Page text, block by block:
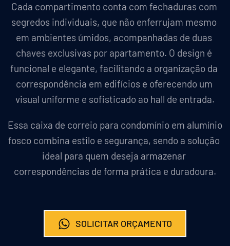
Cada compartimento conta com fechaduras com
segredos individuais, que não enferrujam mesmo
em ambientes úmidos, acompanhadas de duas
chaves exclusivas por apartamento. O design é
funcional e elegante, facilitando a organização da
correspondência em edifícios e oferecendo um
visual uniforme e sofisticado ao hall de entrada.
Essa caixa de correio para condomínio em alumínio
fosco combina estilo e segurança, sendo a solução
ideal para quem deseja armazenar
correspondências de forma prática e duradoura.
SOLICITAR ORÇAMENTO